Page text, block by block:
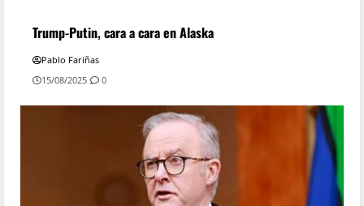
Trump-Putin, cara a cara en Alaska
Pablo Fariñas
15/08/2025
0